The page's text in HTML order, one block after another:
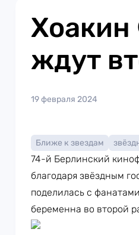
ждут
19 февраля 2024
Ближе к звездам
74-й Берлинский
благодаря звёздным
поделилась с
беременна во второй